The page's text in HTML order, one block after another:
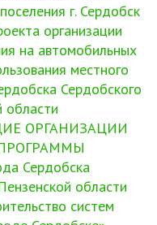
г. Сердобск
организации
на автомобильных
местного
Сердобского
области
ОРГАНИЗАЦИИ
Сердобска
области
систем